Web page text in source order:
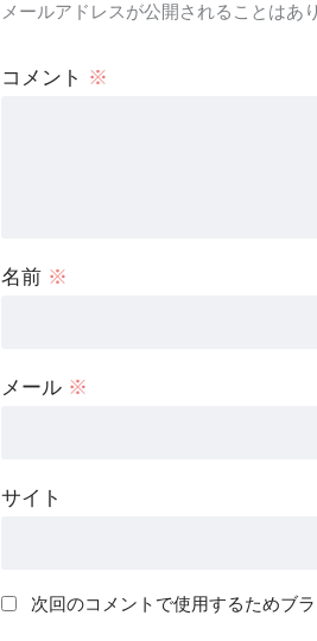
メールアドレスが公開されることはあ
コメント ※
名前 ※
メール ※
サイト
次回のコメントで使用するためブ